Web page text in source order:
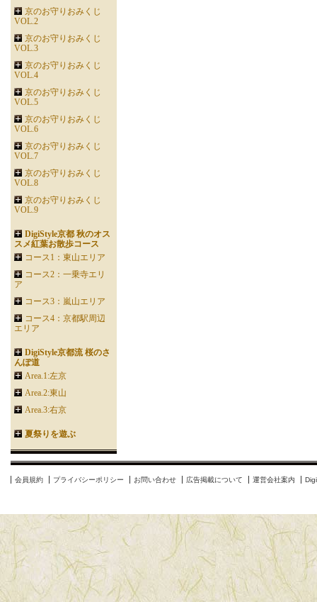
京のお守りおみくじ
VOL.2
京のお守りおみくじ
VOL.3
京のお守りおみくじ
VOL.4
京のお守りおみくじ
VOL.5
京のお守りおみくじ
VOL.6
京のお守りおみくじ
VOL.7
京のお守りおみくじ
VOL.8
京のお守りおみくじ
VOL.9
DigiStyle京都 秋のオス
スメ紅葉お散歩コース
コース1：東山エリア
コース2：一乗寺エリ
ア
コース3：嵐山エリア
コース4：京都駅周辺
エリア
DigiStyle京都流 桜のさ
んぽ道
Area.1:左京
Area.2:東山
Area.3:右京
夏祭りを遊ぶ
会員規約 プライバシーポリシー お問い合わせ 広告掲載について 運営会社案内